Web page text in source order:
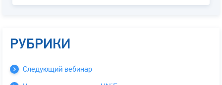
РУБРИКИ
Следующий вебинар